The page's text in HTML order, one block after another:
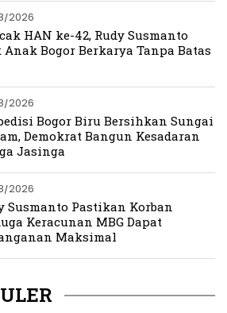
2026
HAN ke-42, Rudy Susmanto
Anak Bogor Berkarya Tanpa Batas
2026
Bogor Biru Bersihkan Sungai
Demokrat Bangun Kesadaran
Jasinga
2026
Susmanto Pastikan Korban
Keracunan MBG Dapat
Maksimal